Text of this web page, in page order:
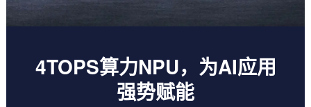
4TOPS算力NPU，为AI应用
强势赋能